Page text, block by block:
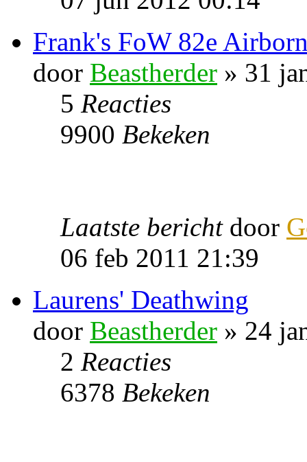
Frank's FoW 82e
door Beastherder » 31
5 Reacties
9900 Bekeken
Laatste bericht door
06 feb 2011 21:39
Laurens' Deathwing
door Beastherder » 24
2 Reacties
6378 Bekeken